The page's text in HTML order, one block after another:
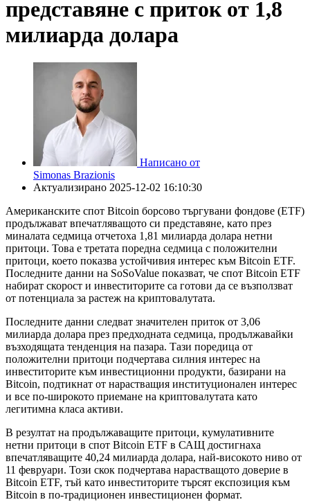
представяне с приток от 1,8
милиарда долара
Написано от
Simonas Brazionis
Актуализирано 2025-12-02 16:10:30
Американските спот Bitcoin борсово търгувани фондове (ETF)
продължават впечатляващото си представяне, като през
миналата седмица отчетоха 1,81 милиарда долара нетни
притоци. Това е третата поредна седмица с положителни
притоци, което показва устойчивия интерес към Bitcoin ETF.
Последните данни на SoSoValue показват, че спот Bitcoin ETF
набират скорост и инвеститорите са готови да се възползват
от потенциала за растеж на криптовалутата.
Последните данни следват значителен приток от 3,06
милиарда долара през предходната седмица, продължавайки
възходящата тенденция на пазара. Тази поредица от
положителни притоци подчертава силния интерес на
инвеститорите към инвестиционни продукти, базирани на
Bitcoin, подтикнат от нарастващия институционален интерес
и все по-широкото приемане на криптовалутата като
легитимна класа активи.
В резултат на продължаващите притоци, кумулативните
нетни притоци в спот Bitcoin ETF в САЩ достигнаха
впечатляващите 40,24 милиарда долара, най-високото ниво от
11 февруари. Този скок подчертава нарастващото доверие в
Bitcoin ETF, тъй като инвеститорите търсят експозиция към
Bitcoin в по-традиционен инвестиционен формат.